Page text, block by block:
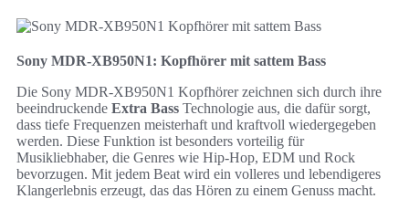
Sony MDR-XB950N1: Kopfhörer mit sattem Bass
Die Sony MDR-XB950N1 Kopfhörer zeichnen sich durch ihre
beeindruckende Extra Bass Technologie aus, die dafür sorgt,
dass tiefe Frequenzen meisterhaft und kraftvoll wiedergegeben
werden. Diese Funktion ist besonders vorteilig für
Musikliebhaber, die Genres wie Hip-Hop, EDM und Rock
bevorzugen. Mit jedem Beat wird ein volleres und lebendigeres
Klangerlebnis erzeugt, das das Hören zu einem Genuss macht.